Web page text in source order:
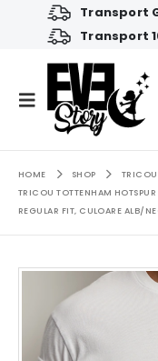
Transport
Transport
HOME SHOP
TRICOU TOTTENHAM
REGULAR FIT, CULOARE ALB/